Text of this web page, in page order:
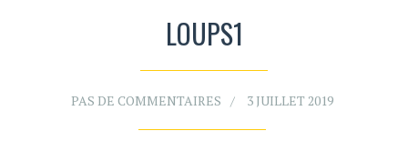
LOUPS1
PAS DE COMMENTAIRES 3 JUILLET 2019